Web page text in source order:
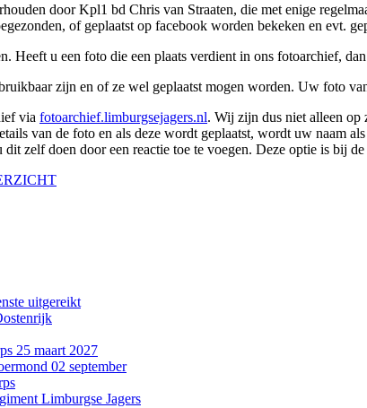
door Kpl1 bd Chris van Straaten, die met enige
of geplaatst op facebook worden bekeken en evt.
Heeft u een foto die een plaats verdient in ons fotoarchief,
zijn en of ze wel geplaatst mogen worden. Uw foto
via fotoarchief.limburgsejagers.nl. Wij zijn dus niet alleen op
van de foto en als deze wordt geplaatst, wordt uw naam
zelf doen door een reactie toe te voegen. Deze optie is bij de
uitgereikt
25 maart 2027
02 september
Limburgse Jagers